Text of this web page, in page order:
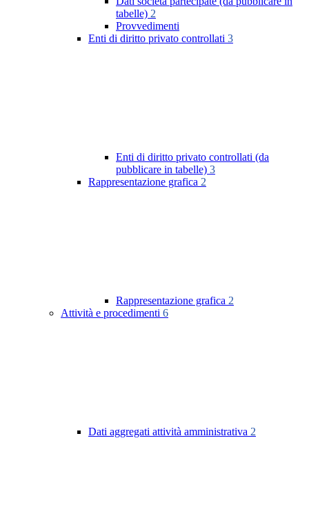
tabelle) 2
Provvedimenti
Enti di diritto privato controllati 3
Enti di diritto privato controllati (da
pubblicare in tabelle) 3
Rappresentazione grafica 2
Rappresentazione grafica 2
Attività e procedimenti 6
Dati aggregati attività amministrativa 2